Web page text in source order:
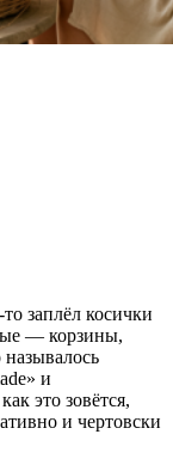
заплёл косички
— корзины,
и
это зовётся,
и чертовски